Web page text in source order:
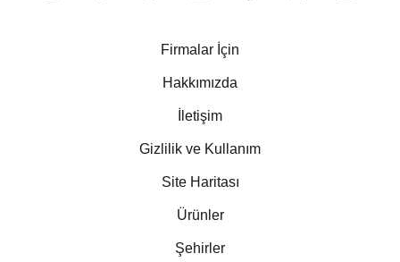
Firmalar İçin
Hakkımızda
İletişim
Gizlilik ve Kullanım
Site Haritası
Ürünler
Şehirler